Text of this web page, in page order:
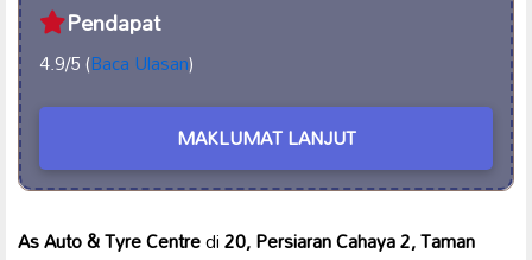
Pendapat
4.9/5 (Baca Ulasan)
MAKLUMAT LANJUT
As Auto & Tyre Centredi20, Persiaran Cahaya 2, Taman